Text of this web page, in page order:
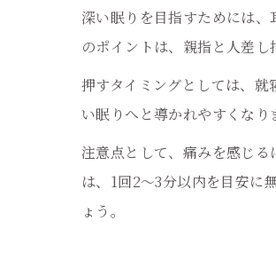
深い眠りを目指すためには
のポイントは、親指と人差
押すタイミングとしては、
い眠りへと導かれやすくなり
注意点として、痛みを感じ
は、1回2〜3分以内を目安に
ょう。